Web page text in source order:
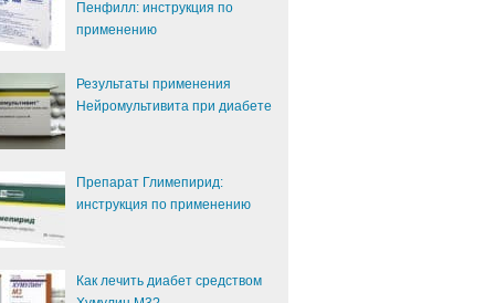
Пенфилл: инструкция по
применению
Результаты применения
Нейромультивита при диабете
Препарат Глимепирид:
инструкция по применению
Как лечить диабет средством